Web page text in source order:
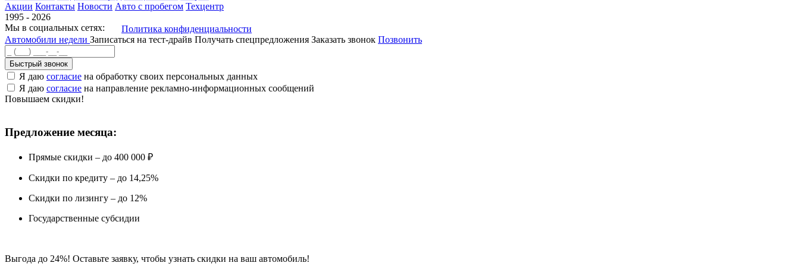
Акции Контакты Новости Авто с пробегом Техцентр
1995 - 2026
Мы в социальных сетях:
Политика конфиденциальности
Автомобили недели Записаться на тест-драйв Получать спецпредложения Заказать звонок Позвонить
Быстрый звонок
Я даю согласие на обработку своих персональных данных
Я даю согласие на направление рекламно-информационных сообщений
Повышаем скидки!
Предложение месяца:
Прямые скидки – до 400 000 ₽
Скидки по кредиту – до 14,25%
Скидки по лизингу – до 12%
Государственные субсидии
Выгода до 24%! Оставьте заявку, чтобы узнать скидки на ваш автомобиль!